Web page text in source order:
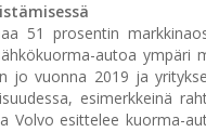
51 prosentin
autoa ympäri
jo vuonna 2019 ja
esimerkkeinä
Volvo esittelee kuorma-